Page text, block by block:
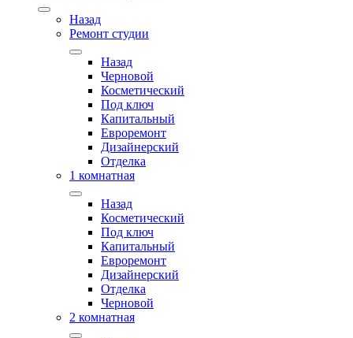
Назад
Ремонт студии
Назад
Черновой
Косметический
Под ключ
Капитальный
Евроремонт
Дизайнерский
Отделка
1 комнатная
Назад
Косметический
Под ключ
Капитальный
Евроремонт
Дизайнерский
Отделка
Черновой
2 комнатная